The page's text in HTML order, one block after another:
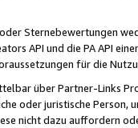
Sternebewertungen
API und die PA API
für die
über Partner-Links
oder juristische
nicht dazu auffordern